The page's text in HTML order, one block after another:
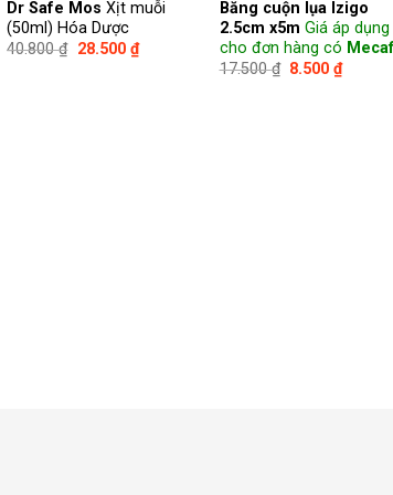
Dr Safe Mos Xịt muỗi
(50ml) Hóa Dược
40.800₫ 28.500 ₫
Băng cuộn lụa Izigo
2.5cm x5m Giá áp dụng
cho đơn hàng có
17.500₫ 8.500 ₫